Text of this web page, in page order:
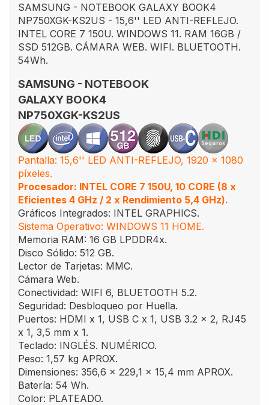
SAMSUNG - NOTEBOOK GALAXY BOOK4
NP750XGK-KS2US - 15,6'' LED ANTI-REFLEJO.
INTEL CORE 7 150U. WINDOWS 11. RAM 16GB /
SSD 512GB. CÁMARA WEB. WIFI. BLUETOOTH.
54Wh.
SAMSUNG - NOTEBOOK
GALAXY BOOK4
NP750XGK-KS2US
Pantalla: 15,6'' LED ANTI-REFLEJO, 1920 x 1080
píxeles.
Procesador: INTEL CORE 7 150U, 10 CORE (8 x
Eficientes 4 GHz / 2 x Rendimiento 5,4 GHz).
Gráficos Integrados: INTEL GRAPHICS.
Sistema Operativo: WINDOWS 11 HOME.
Memoria RAM: 16 GB LPDDR4x.
Disco Sólido: 512 GB.
Lector de Tarjetas: MMC.
Cámara Web.
Conectividad: WIFI 6, BLUETOOTH 5.2.
Seguridad: Desbloqueo por Huella.
Puertos: HDMI x 1, USB C x 1, USB 3.2 x 2, RJ45
x 1, 3,5 mm x 1.
Teclado: INGLÉS. NUMÉRICO.
Peso: 1,57 kg APROX.
Dimensiones: 356,6 x 229,1 x 15,4 mm APROX.
Batería: 54 Wh.
Color: PLATEADO.